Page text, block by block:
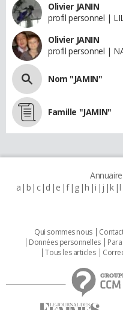
Olivier JANIN
profil personnel |
Olivier JANIN
profil personnel |
Nom "JAMIN"
Famille "JAMIN"
a b c d e f g h i j k l
Qui sommes nous
Données personnelles
Tous les articles